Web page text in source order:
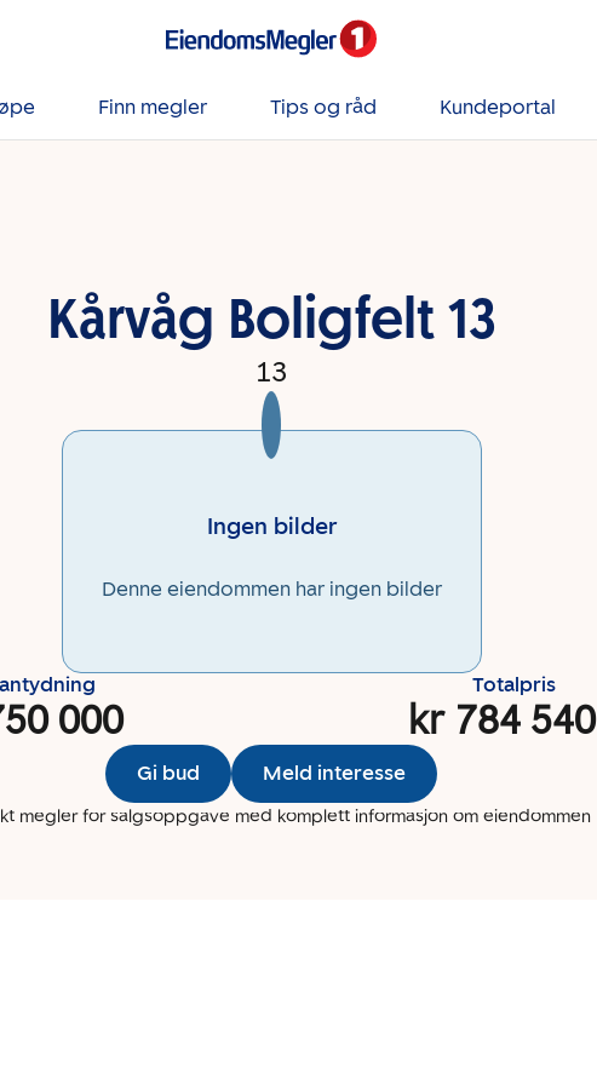
Finn megler Tips og råd Kundeportal
Kårvåg Boligfelt 13
13
Ingen bilder
Denne eiendommen har ingen bilder
000
Totalpris
kr 784 540
Gi bud Meld interesse
megler for salgsoppgave med komplett informasjon om eiendommen